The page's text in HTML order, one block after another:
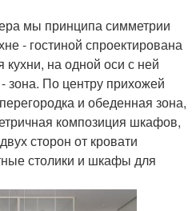
мы принципа симметрии
- гостиной спроектирована
на одной оси с ней
зона. По центру прихожей
и обеденная зона,
композиция шкафов,
сторон от кровати
столики и шкафы для